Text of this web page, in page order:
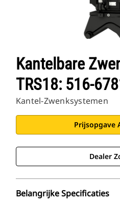
Kantelbare
TRS18: 516-
Kantel-Zwenksystemen
Prijsopgave
Dealer
Belangrijke Specificaties